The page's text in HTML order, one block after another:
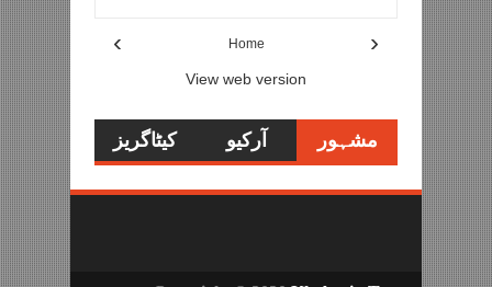
‹
› Home
View web version
مشہور
آرکیو کیٹاگریز